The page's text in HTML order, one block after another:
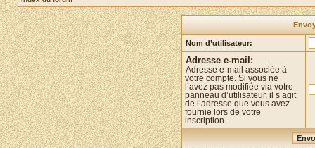
Nom d’utilisateur:
Adresse e-mail:
Adresse e-mail associée à
votre compte. Si vous ne
l’avez pas modifiée via votre
panneau d’utilisateur, il s’agit
de l’adresse que vous avez
fournie lors de votre
inscription.